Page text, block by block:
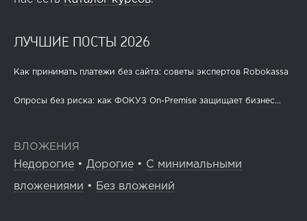
ЛУЧШИЕ ПОСТЫ 2026
Как принимать платежи без сайта: советы экспертов Robokassa
Опросы без риска: как ФОКУЗ On-Premise защищает бизнес...
ВЛОЖЕНИЯ
Недорогие • Дорогие • С минимальными
вложениями • Без вложений